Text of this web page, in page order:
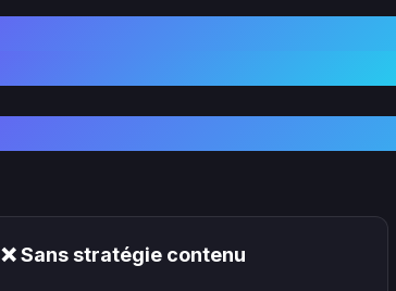
❌ Sans stratégie contenu